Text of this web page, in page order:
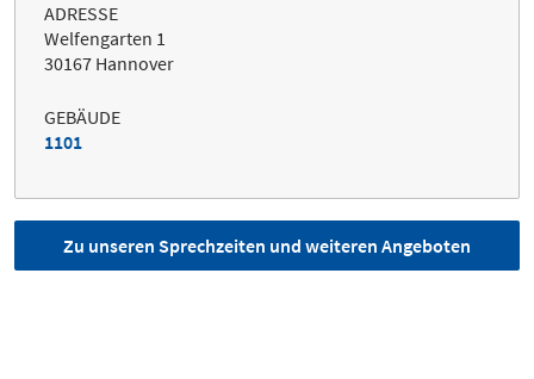
ADRESSE
Welfengarten 1
30167 Hannover
GEBÄUDE
1101
Zu unseren Sprechzeiten und weiteren Angeboten